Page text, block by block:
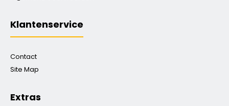
Klantenservice
Contact
Site Map
Extras